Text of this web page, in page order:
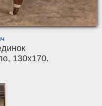
, 130x170.